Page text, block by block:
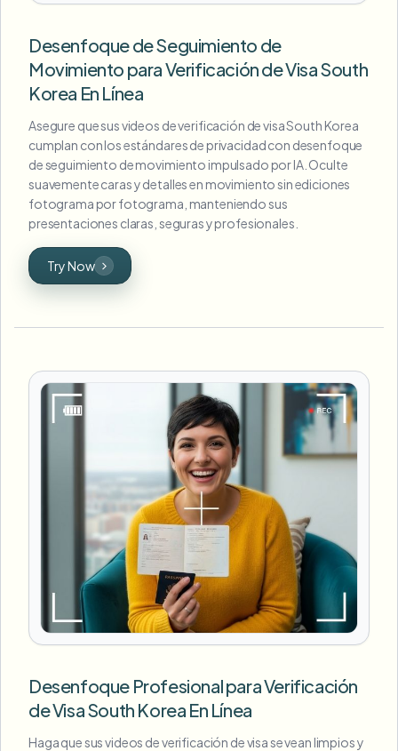
Desenfoque de Seguimiento de
Movimiento para Verificación de Visa South
Korea En Línea
Asegure que sus videos de verificación de visa South Korea
cumplan con los estándares de privacidad con desenfoque
de seguimiento de movimiento impulsado por IA. Oculte
suavemente caras y detalles en movimiento sin ediciones
fotograma por fotograma, manteniendo sus
presentaciones claras, seguras y profesionales.
Try Now
Desenfoque Profesional para Verificación
de Visa South Korea En Línea
Haga que sus videos de verificación de visa se vean limpios y